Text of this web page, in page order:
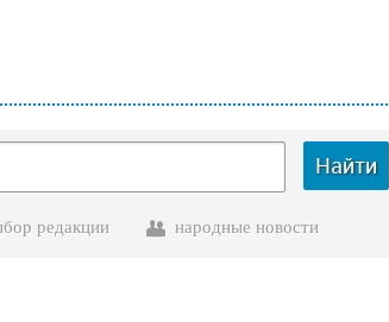
Найти
редакции народные новости